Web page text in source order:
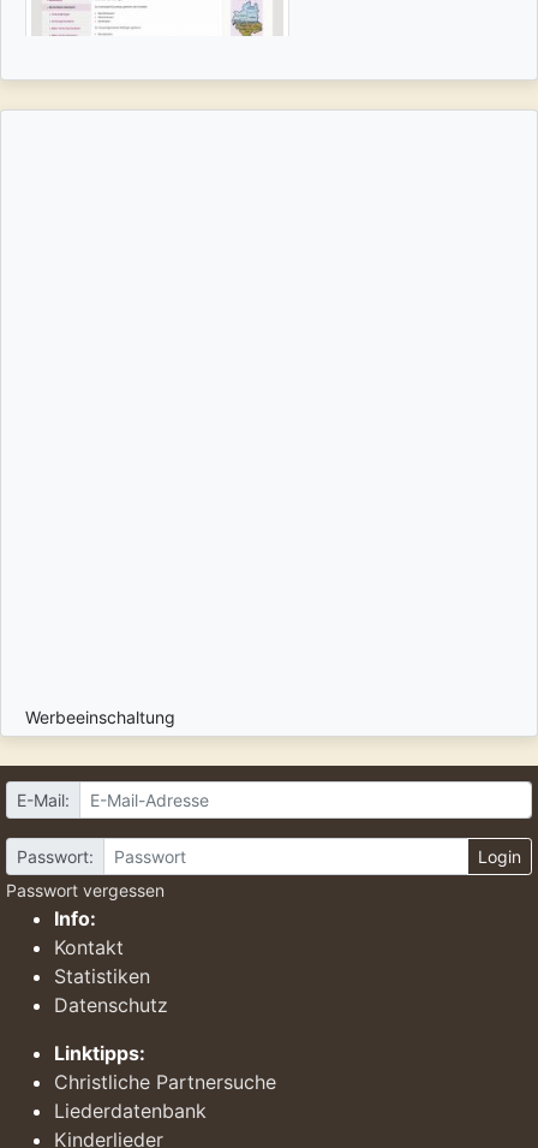
Werbeeinschaltung
E-Mail:
Passwort:
Login
Passwort vergessen
Info:
Kontakt
Statistiken
Datenschutz
Linktipps:
Christliche Partnersuche
Liederdatenbank
Kinderlieder